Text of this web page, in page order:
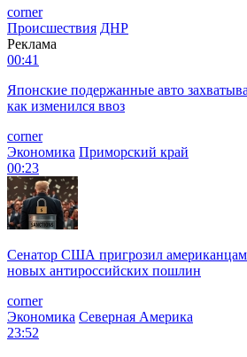
corner
Происшествия ДНР
Реклама
00:41
Японские подержанные авто
как изменился ввоз
corner
Экономика Приморский край
00:23
Сенатор США пригрозил
новых антироссийских пошлин
corner
Экономика Северная Америка
23:52